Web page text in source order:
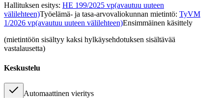
Hallituksen esitys: HE 199/2025 vp(avautuu uuteen
välilehteen)Työelämä- ja tasa-arvovaliokunnan mietintö: TyVM
1/2026 vp(avautuu uuteen välilehteen)Ensimmäinen käsittely
(mietintöön sisältyy kaksi hylkäysehdotuksen sisältävää
vastalausetta)
Keskustelu
Automaattinen vieritys